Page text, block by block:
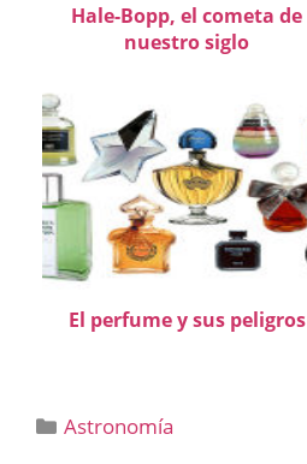
Hale-Bopp, el cometa de
nuestro siglo
El perfume y sus peligros
Categorías
Astronomía